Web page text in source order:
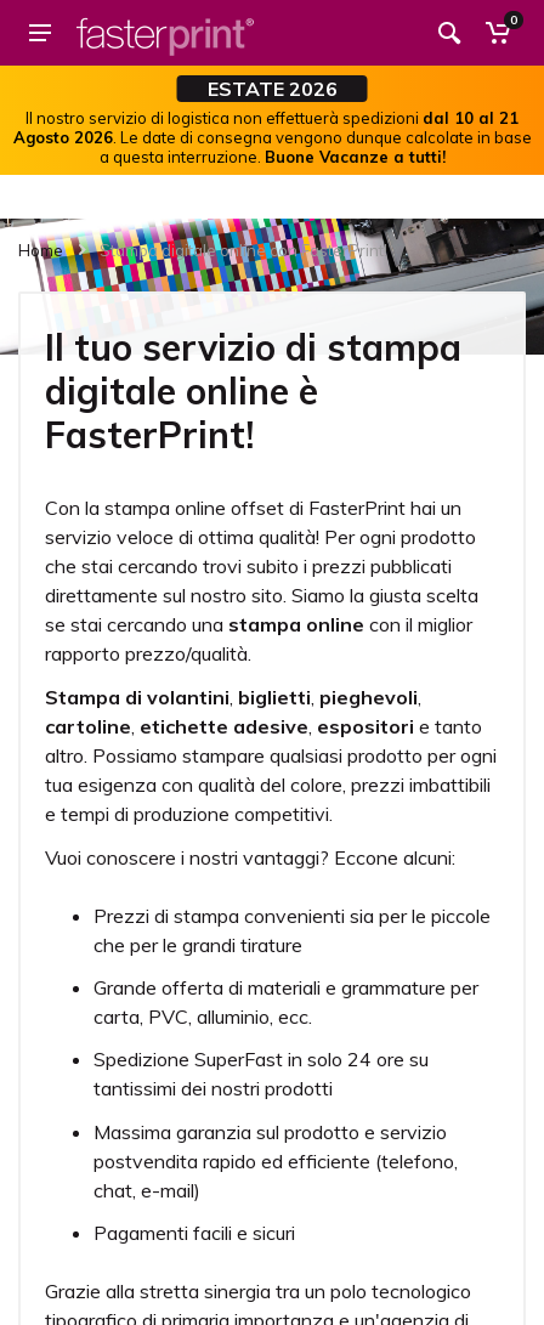
0
ESTATE 2026
Il nostro servizio di logistica non effettuerà spedizioni dal 10 al 21
Agosto 2026. Le date di consegna vengono dunque calcolate in base
a questa interruzione. Buone Vacanze a tutti!
Home Stampa digitale online con FasterPrint!
Il tuo servizio di stampa
digitale online è
FasterPrint!
Con la stampa online offset di FasterPrint hai un
servizio veloce di ottima qualità! Per ogni prodotto
che stai cercando trovi subito i prezzi pubblicati
direttamente sul nostro sito. Siamo la giusta scelta
se stai cercando una stampa online con il miglior
rapporto prezzo/qualità.
Stampa di volantini, biglietti, pieghevoli,
cartoline, etichette adesive, espositori e tanto
altro. Possiamo stampare qualsiasi prodotto per ogni
tua esigenza con qualità del colore, prezzi imbattibili
e tempi di produzione competitivi.
Vuoi conoscere i nostri vantaggi? Eccone alcuni:
Prezzi di stampa convenienti sia per le piccole
che per le grandi tirature
Grande offerta di materiali e grammature per
carta, PVC, alluminio, ecc.
Spedizione SuperFast in solo 24 ore su
tantissimi dei nostri prodotti
Massima garanzia sul prodotto e servizio
postvendita rapido ed efficiente (telefono,
chat, e-mail)
Pagamenti facili e sicuri
Grazie alla stretta sinergia tra un polo tecnologico
tipografico di primaria importanza e un'agenzia di